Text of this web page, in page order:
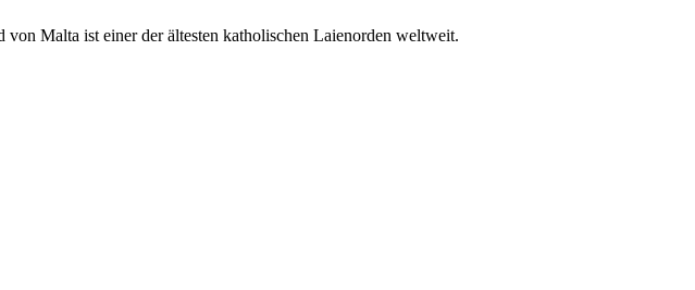
Malta ist einer der ältesten katholischen Laienorden weltweit.